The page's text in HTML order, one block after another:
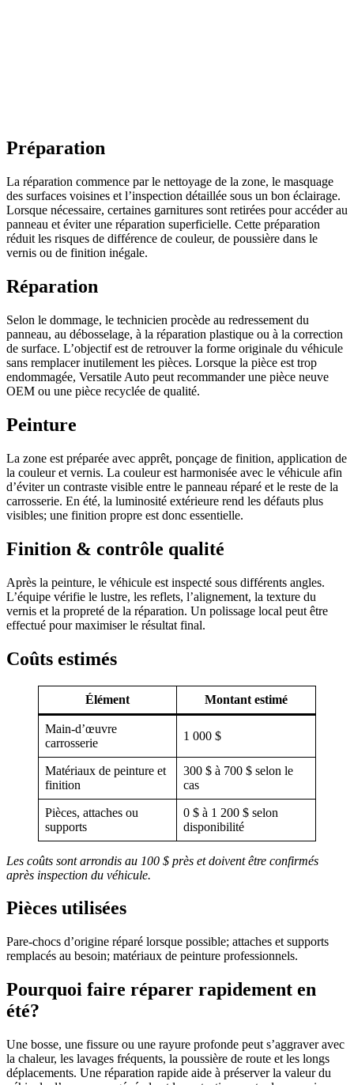
Préparation
La réparation commence par le nettoyage de la zone, le masquage
des surfaces voisines et l’inspection détaillée sous un bon éclairage.
Lorsque nécessaire, certaines garnitures sont retirées pour accéder au
panneau et éviter une réparation superficielle. Cette préparation
réduit les risques de différence de couleur, de poussière dans le
vernis ou de finition inégale.
Réparation
Selon le dommage, le technicien procède au redressement du
panneau, au débosselage, à la réparation plastique ou à la correction
de surface. L’objectif est de retrouver la forme originale du véhicule
sans remplacer inutilement les pièces. Lorsque la pièce est trop
endommagée, Versatile Auto peut recommander une pièce neuve
OEM ou une pièce recyclée de qualité.
Peinture
La zone est préparée avec apprêt, ponçage de finition, application de
la couleur et vernis. La couleur est harmonisée avec le véhicule afin
d’éviter un contraste visible entre le panneau réparé et le reste de la
carrosserie. En été, la luminosité extérieure rend les défauts plus
visibles; une finition propre est donc essentielle.
Finition & contrôle qualité
Après la peinture, le véhicule est inspecté sous différents angles.
L’équipe vérifie le lustre, les reflets, l’alignement, la texture du
vernis et la propreté de la réparation. Un polissage local peut être
effectué pour maximiser le résultat final.
Coûts estimés
Élément Montant estimé
Main-d’œuvre
carrosserie
1 000 $
Matériaux de peinture et
finition
300 $ à 700 $ selon le
cas
Pièces, attaches ou
supports
0 $ à 1 200 $ selon
disponibilité
Les coûts sont arrondis au 100 $ près et doivent être confirmés
après inspection du véhicule.
Pièces utilisées
Pare-chocs d’origine réparé lorsque possible; attaches et supports
remplacés au besoin; matériaux de peinture professionnels.
Pourquoi faire réparer rapidement en
été?
Une bosse, une fissure ou une rayure profonde peut s’aggraver avec
la chaleur, les lavages fréquents, la poussière de route et les longs
déplacements. Une réparation rapide aide à préserver la valeur du